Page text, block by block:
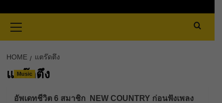
Menu
HOME แตร๊ดตึง
แตร๊ดตึง
Music
อัพเดทชีวิต 6 สมาชิก NEW COUNTRY ก่อนฟังเพลง